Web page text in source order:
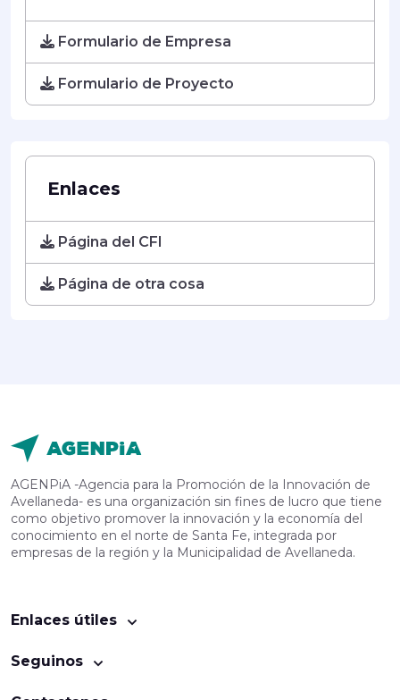
Formulario de Empresa
Formulario de Proyecto
Enlaces
Página del CFI
Página de otra cosa
AGENPiA -Agencia para la Promoción de la Innovación de
Avellaneda- es una organización sin fines de lucro que tiene
como objetivo promover la innovación y la economía del
conocimiento en el norte de Santa Fe, integrada por
empresas de la región y la Municipalidad de Avellaneda.
Enlaces útiles
Seguinos